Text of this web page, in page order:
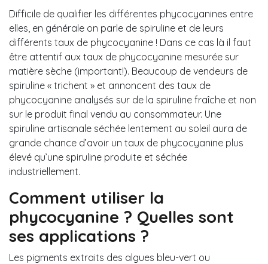
Difficile de qualifier les différentes phycocyanines entre
elles, en générale on parle de spiruline et de leurs
différents taux de phycocyanine ! Dans ce cas là il faut
être attentif aux taux de phycocyanine mesurée sur
matière sèche (important!). Beaucoup de vendeurs de
spiruline « trichent » et annoncent des taux de
phycocyanine analysés sur de la spiruline fraîche et non
sur le produit final vendu au consommateur. Une
spiruline artisanale séchée lentement au soleil aura de
grande chance d’avoir un taux de phycocyanine plus
élevé qu’une spiruline produite et séchée
industriellement.
Comment utiliser la
phycocyanine ? Quelles sont
ses applications ?
Les pigments extraits des algues bleu-vert ou